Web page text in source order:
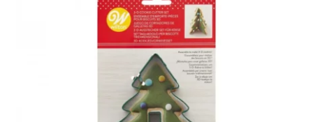
Barwniki spożywcze